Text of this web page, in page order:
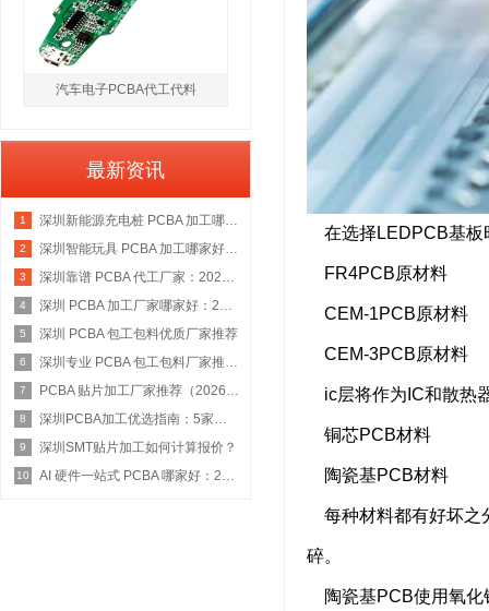
在选择LEDPCB基板
FR4PCB原材料
CEM-1PCB原材料
CEM-3PCB原材料
ic层将作为IC和散热
铜芯PCB材料
陶瓷基PCB材料
每种材料都有好坏之
碎。
陶瓷基PCB使用氧化
汽车电子PCBA代工代料
最新资讯
1 深圳新能源充电桩 PCBA 加工哪家好：2026 权威选型指南
2 深圳智能玩具 PCBA 加工哪家好：2026 权威选型指南
3 深圳靠谱 PCBA 代工厂家：2026 年权威选型指南
4 深圳 PCBA 加工厂家哪家好：2026 权威选型指南
5 深圳 PCBA 包工包料优质厂家推荐
6 深圳专业 PCBA 包工包料厂家推荐：2026 年权威选型指南
7 PCBA 贴片加工厂家推荐（2026 权威指南）
8 深圳PCBA加工优选指南：5家具备IATF 16949资质的源头工厂深度盘点
9 深圳SMT贴片加工如何计算报价？
10 AI 硬件一站式 PCBA 哪家好：2026 权威选型指南